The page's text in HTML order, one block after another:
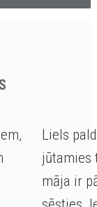
Liels
jūtamies
māja ir